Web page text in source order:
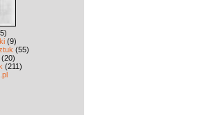
(9)
(55)
(20)
(211)